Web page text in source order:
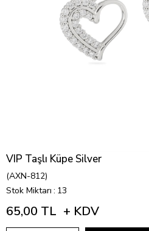
VIP Taşlı Küpe Silver
(AXN-812)
Stok Miktarı : 13
65,00 TL + KDV